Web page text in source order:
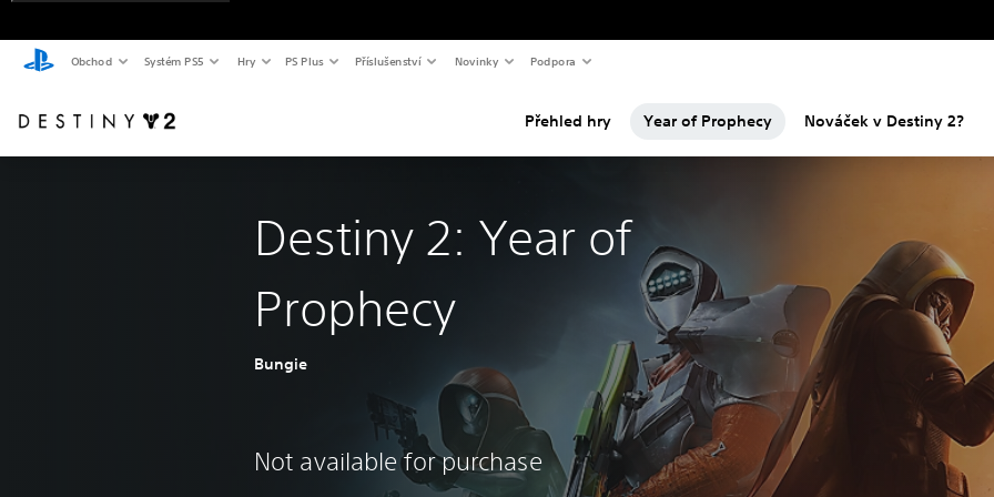
Obchod Systém PS5 Hry PS Plus Příslušenství Novinky Podpora
Přehled hry Year of Prophecy Nováček v Destiny 2?
Destiny 2: Year of
Prophecy
Bungie
Not available for purchase